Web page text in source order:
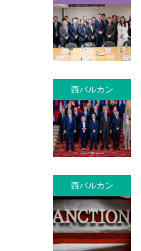
西バルカン
西バルカン